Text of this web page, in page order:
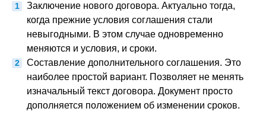
Заключение нового договора. Актуально тогда,
когда прежние условия соглашения стали
невыгодными. В этом случае одновременно
меняются и условия, и сроки.
Составление дополнительного соглашения. Это
наиболее простой вариант. Позволяет не менять
изначальный текст договора. Документ просто
дополняется положением об изменении сроков.